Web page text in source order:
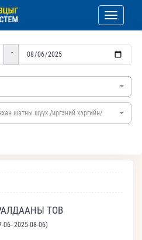
Toggle
-
шатны шүүх /иргэний хэргийн/
ТОВ
06- 2025-08-06)